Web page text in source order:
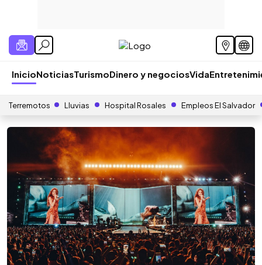
InicioNoticiasTurismoDinero y negociosVida
Terremotos Lluvias Hospital Rosales Empleos El Salvador